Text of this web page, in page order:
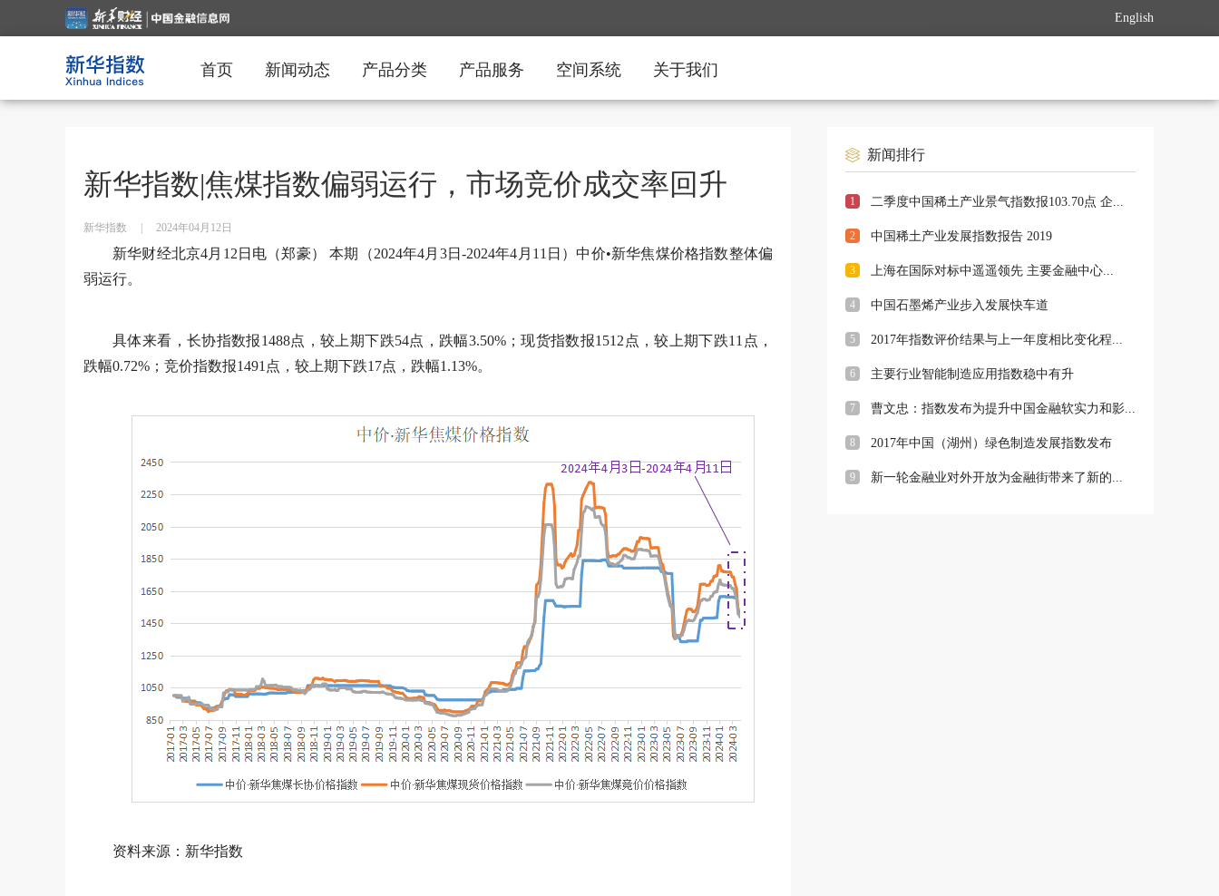
English
首页 新闻动态 产品分类 产品服务 空间系统 关于我们
新华指数|焦煤指数偏弱运行，市场竞价成交率回升
新华指数 2024年04月12日
新华财经北京4月12日电（郑豪） 本期（2024年4月3日-2024年4月11日）中价•新华焦煤价格指数整体偏
弱运行。
具体来看，长协指数报1488点，较上期下跌54点，跌幅3.50%；现货指数报1512点，较上期下跌11点，
跌幅0.72%；竞价指数报1491点，较上期下跌17点，跌幅1.13%。
资料来源：新华指数
新闻排行
1 二季度中国稀土产业景气指数报103.70点 企...
2 中国稀土产业发展指数报告 2019
3 上海在国际对标中遥遥领先 主要金融中心...
4 中国石墨烯产业步入发展快车道
5 2017年指数评价结果与上一年度相比变化程...
6 主要行业智能制造应用指数稳中有升
7 曹文忠：指数发布为提升中国金融软实力和影...
8 2017年中国（湖州）绿色制造发展指数发布
9 新一轮金融业对外开放为金融街带来了新的...